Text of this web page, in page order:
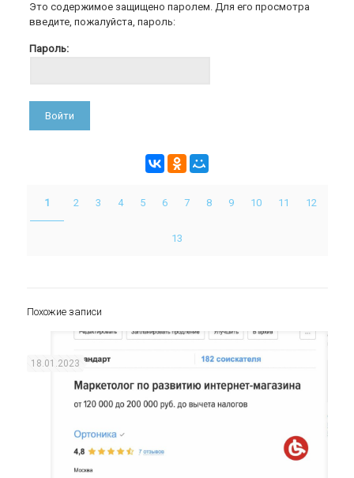
Это содержимое защищено паролем. Для его просмотра
введите, пожалуйста, пароль:
Пароль:
1 2 3 4 5 6 7 8 9 10 11 12
13
Похожие записи
18.01.2023